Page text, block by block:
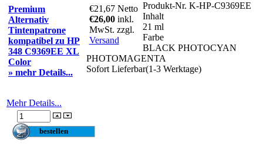
Premium
Alternativ
Tintenpatrone
kompatibel zu HP
348 C9369EE XL
Color
» mehr Details...
€21,67 Netto
€26,00 inkl.
MwSt. zzgl.
Versand
Produkt-Nr. K-HP-C9369EE
Inhalt
21 ml
Farbe
BLACK PHOTOCYAN
PHOTOMAGENTA
Sofort Lieferbar(1-3 Werktage)
Mehr Details...